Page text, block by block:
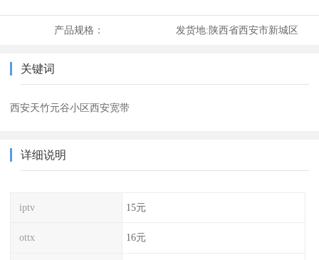
产品规格： 发货地:陕西省西安市新城区
关键词
西安天竹元谷小区西安宽带
详细说明
iptv 15元
ottx 16元